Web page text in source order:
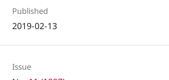
Published
2019-02-13
Issue